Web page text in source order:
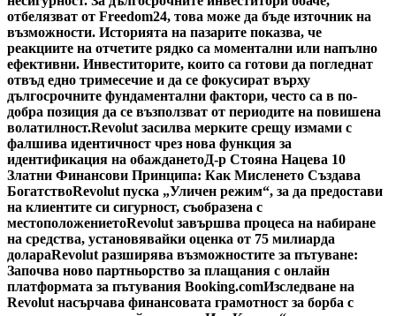
отбелязват от Freedom24, това може да бъде източник на
възможности. Историята на пазарите показва, че
реакциите на отчетите рядко са моментални или напълно
ефективни. Инвеститорите, които са готови да погледнат
отвъд едно тримесечие и да се фокусират върху
дългосрочните фундаментални фактори, често са в по-
добра позиция да се възползват от периодите на повишена
волатилност.Revolut засилва мерките срещу измами с
фалшива идентичност чрез нова функция за
идентификация на обажданетоД-р Стояна Нацева 10
Златни Финансови Принципа: Как Мисленето Създава
БогатствоRevolut пуска „Уличен режим“, за да предостави
на клиентите си сигурност, съобразена с
местоположениетоRevolut завършва процеса на набиране
на средства, установявайки оценка от 75 милиарда
долараRevolut разширява възможностите за пътуване:
Започва ново партньорство за плащания с онлайн
платформата за пътувания Booking.comИзследване на
Revolut насърчава финансовата грамотност за борба с